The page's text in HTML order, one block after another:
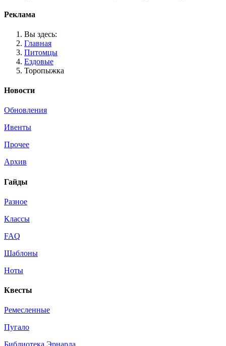
Реклама
Вы здесь:
Главная
Питомцы
Ездовые
Торопыжка
Новости
Обновления
Ивенты
Прочее
Архив
Гайды
Разное
Классы
FAQ
Шаблоны
Ноты
Квесты
Ремесленные
Пугало